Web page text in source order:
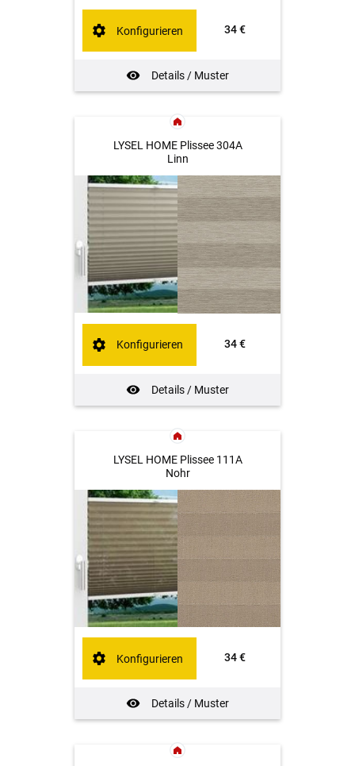
34 €
Details / Muster
Konfigurieren
LYSEL HOME Plissee 304A
Linn
34 €
Details / Muster
Konfigurieren
LYSEL HOME Plissee 111A
Nohr
34 €
Details / Muster
Konfigurieren